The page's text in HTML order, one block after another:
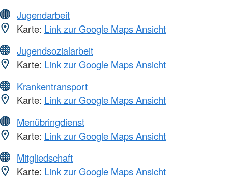
Jugendarbeit
Karte: Link zur Google Maps Ansicht
Jugendsozialarbeit
Karte: Link zur Google Maps Ansicht
Krankentransport
Karte: Link zur Google Maps Ansicht
Menübringdienst
Karte: Link zur Google Maps Ansicht
Mitgliedschaft
Karte: Link zur Google Maps Ansicht